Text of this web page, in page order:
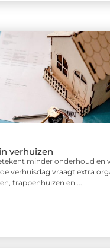
verhuizen
minder onderhoud en
verhuisdag vraagt extra
trappenhuizen en ...